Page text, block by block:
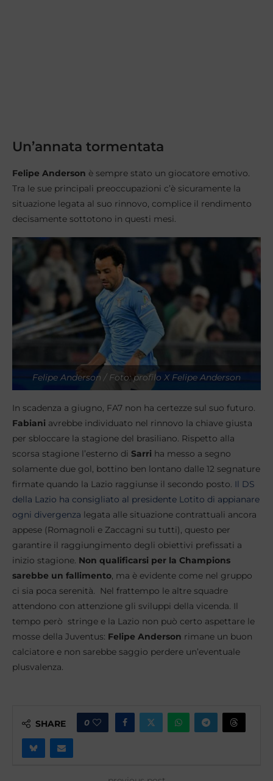
Un’annata tormentata
Felipe Anderson è sempre stato un giocatore emotivo.
Tra le sue principali preoccupazioni c’è sicuramente la
situazione legata al suo rinnovo, complice il rendimento
decisamente sottotono in questi mesi.
Felipe Anderson / Foto: profilo X Felipe Anderson
In scadenza a giugno, FA7 non ha certezze sul suo futuro.
Fabiani avrebbe individuato nel rinnovo la chiave giusta
per sbloccare la stagione del brasiliano. Rispetto alla
scorsa stagione l’esterno di Sarri ha messo a segno
solamente due gol, bottino ben lontano dalle 12 segnature
firmate quando la Lazio raggiunse il secondo posto. Il DS
della Lazio ha consigliato al presidente Lotito di appianare
ogni divergenza legata alle situazione contrattuali ancora
appese (Romagnoli e Zaccagni su tutti), questo per
garantire il raggiungimento degli obiettivi prefissati a
inizio stagione. Non qualificarsi per la Champions
sarebbe un fallimento, ma è evidente come nel gruppo
ci sia poca serenità. Nel frattempo le altre squadre
attendono con attenzione gli sviluppi della vicenda. Il
tempo però stringe e la Lazio non può certo aspettare le
mosse della Juventus: Felipe Anderson rimane un buon
calciatore e non sarebbe saggio perdere un’eventuale
plusvalenza.
SHARE 0